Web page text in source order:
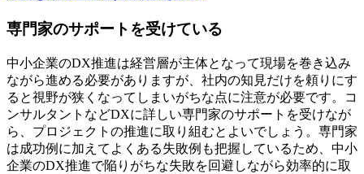
専門家のサポートを受けている
中小企業のDX推進は経営層が主体となって現場を巻き込み
ながら進める必要がありますが、社内の知見だけを頼りにす
ると視野が狭くなってしまいがちな点に注意が必要です。コ
ンサルタントなどDXに詳しい専門家のサポートを受けなが
ら、プロジェクトの推進に取り組むとよいでしょう。専門家
は成功例に加えてよくある失敗例も把握しているため、中小
企業のDX推進で陥りがちな失敗を回避しながら効率的に取